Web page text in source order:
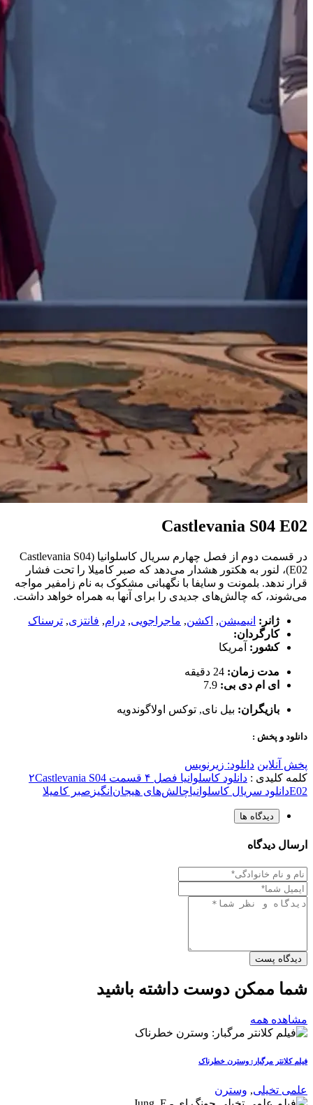
Castlevania S04 E02
در قسمت دوم از فصل چهارم سریال کاسلوانیا (Castlevania S04
E02)، لنور به هکتور هشدار می‌دهد که صبر کامیلا را تحت فشار
قرار ندهد. بلمونت و سایفا با نگهبانی مشکوک به نام زامفیر مواجه
می‌شوند، که چالش‌های جدیدی را برای آنها به همراه خواهد داشت.
ژانر: انیمیشن, اکشن, ماجراجویی, درام, فانتزی, ترسناک
کارگردان:
کشور: آمریکا
مدت زمان: 24 دقیقه
ای ام دی بی: 7.9
بازیگران: بیل نای, توکس اولاگوندویه
دانلود و پخش :
پخش آنلاین دانلود: زیرنویس
کلمه کلیدی : دانلود کاسلوانیا فصل ۴ قسمت ۲
Castlevania S04
E02دانلود سریال کاسلوانیاچالش‌های هیجان‌انگیز صبر کامیلا
دیدگاه ها
ارسال دیدگاه
دیدگاه پست
شما ممکن دوست داشته باشید
مشاهده همه
فیلم کلانتر مرگبار: وسترن خطرناک
علمی تخیلی, وسترن